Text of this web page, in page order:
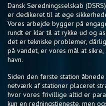
Dansk Søredningsselskab
er dedikeret til at øge
Vores arbejde bygger på
rundt er klar til at rykke ud og
det er tekniske problemer,
på vandet, er vores mål at
havn.
Siden den første station
netværk af stationer placeret
hvor vores frivillige altid er
kun en redningstjeneste, men